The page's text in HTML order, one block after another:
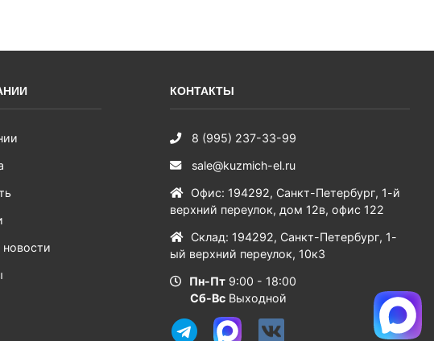
новости
КОНТАКТЫ
8 (995) 237-33-99
sale@kuzmich-el.ru
Офис: 194292, Санкт-Петербург, 1-й
верхний переулок, дом 12в, офис 122
Склад: 194292, Санкт-Петербург, 1-
ый верхний переулок, 10к3
Пн-Пт 9:00 - 18:00
Сб-ВсВыходной